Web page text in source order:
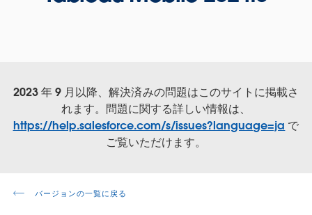
2023 年 9 月以降、解決済みの問題はこのサイトに掲載さ
れます。問題に関する詳しい情報は、
https://help.salesforce.com/s/issues?language=ja で
ご覧いただけます。
バージョンの一覧に戻る